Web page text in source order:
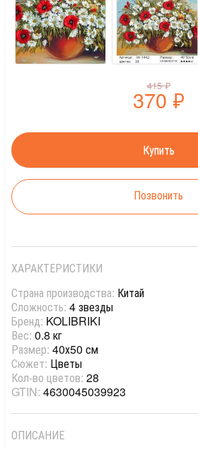
415₽
370 ₽
Позвонить
ХАРАКТЕРИСТИКИ
Страна производства: Китай
Сложность: 4 звезды
Бренд: KOLIBRIKI
Вес: 0.8 кг
Размер: 40х50 см
Сюжет: Цветы
Кол-во цветов: 28
GTIN: 4630045039923
ОПИСАНИЕ